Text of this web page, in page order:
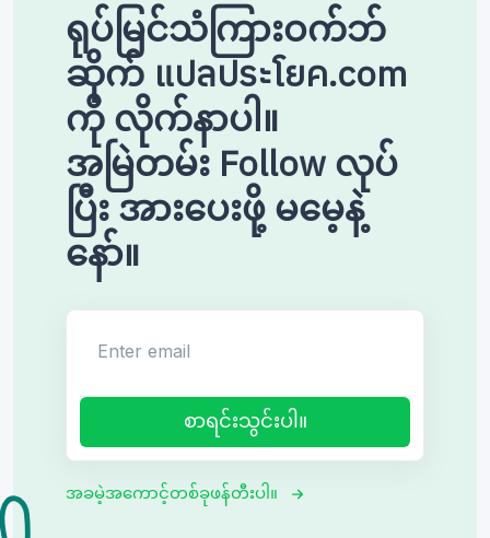
ရုပ်မြင်သံကြားဝက်ဘ်
ဆိုက် แปลประโยค.com
ကို လိုက်နာပါ။
အမြဲတမ်း Follow လုပ်
ပြီး အားပေးဖို့ မမေ့နဲ့
နော်။
စာရင်းသွင်းပါ။
အခမဲ့အကောင့်တစ်ခုဖန်တီးပါ။